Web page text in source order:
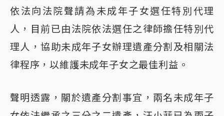
依法向法院聲請為未成年子女選任特別代理
人，目前已由法院依法選任之律師擔任特別代
理人，協助未成年子女辦理遺產分割及相關法
律程序，以維護未成年子女之最佳利益。
聲明透露，關於遺產分割事宜，兩名未成年子